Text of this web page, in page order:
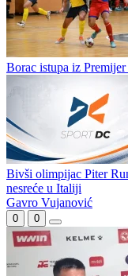
Doskorašnji trener
Budućnosti
Petronijević novo
Predrag Šešelj novi